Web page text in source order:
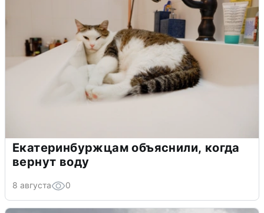
Екатеринбуржцам объяснили, когда
вернут воду
8 августа 0